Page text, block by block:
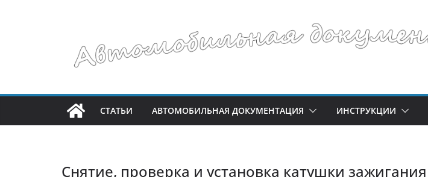
СТАТЬИ АВТОМОБИЛЬНАЯ ДОКУМЕНТАЦИЯ ИНСТРУКЦИИ
Снятие, проверка и установка катушки зажигания